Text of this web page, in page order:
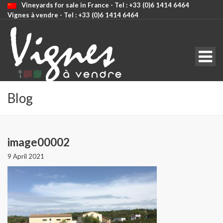
Vineyards for sale in France - Tel : +33 (0)6 1414 6464
Vignes à vendre - Tel : +33 (0)6 1414 6464
CODE: SELECT ALL
Blog
image00002
9 April 2021